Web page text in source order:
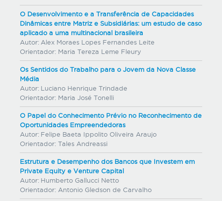
O Desenvolvimento e a Transferência de Capacidades
Dinâmicas entre Matriz e Subsidiárias: um estudo de caso
aplicado a uma multinacional brasileira
Autor: Alex Moraes Lopes Fernandes Leite
Orientador: Maria Tereza Leme Fleury
Os Sentidos do Trabalho para o Jovem da Nova Classe
Média
Autor: Luciano Henrique Trindade
Orientador: Maria José Tonelli
O Papel do Conhecimento Prévio no Reconhecimento de
Oportunidades Empreendedoras
Autor: Felipe Baeta Ippolito Oliveira Araujo
Orientador: Tales Andreassi
Estrutura e Desempenho dos Bancos que Investem em
Private Equity e Venture Capital
Autor: Humberto Gallucci Netto
Orientador: Antonio Gledson de Carvalho